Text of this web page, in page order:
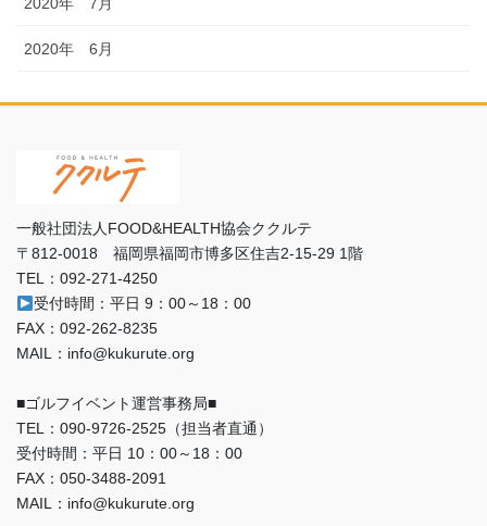
2020年 6月
一般社団法人FOOD&HEALTH協会ククルテ
〒812-0018 福岡県福岡市博多区住吉2-15-29 1階
TEL：092-271-4250
受付時間：平日 9：00～18：00
FAX：092-262-8235
MAIL：info@kukurute.org
■ゴルフイベント運営事務局■
TEL：090‐9726‐2525（担当者直通）
受付時間：平日 10：00～18：00
FAX：050-3488-2091
MAIL：info@kukurute.org